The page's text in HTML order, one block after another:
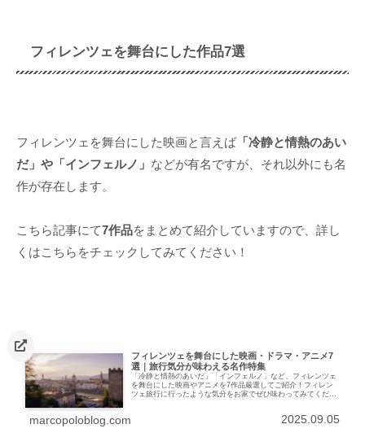
フィレンツェを舞台にした作品7選
フィレンツェを舞台にした映画と言えば 「冷静と情熱のあい
だ」や「インフェルノ」 などが有名ですが、それ以外にも名
作が存在します。
こちら記事にて7作品をまとめて紹介していますので、詳し
くはこちらをチェックしてみてください！
フィレンツェを舞台にした映画・ドラマ・アニメ7
選｜旅行気分が味わえる名作特集
「冷静と情熱のあいだ」「インフェルノ」など、フィレンツェ
を舞台にした映画やアニメを7作品厳選してご紹介！フィレン
ツェ旅行に行ったような気分をお家でぜひ味わってみてくださ
marcopoloblog.com 2025.09.05